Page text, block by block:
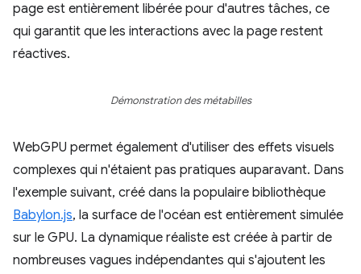
page est entièrement libérée pour d'autres tâches, ce
qui garantit que les interactions avec la page restent
réactives.
Démonstration des métabilles
WebGPU permet également d'utiliser des effets visuels
complexes qui n'étaient pas pratiques auparavant. Dans
l'exemple suivant, créé dans la populaire bibliothèque
Babylon.js, la surface de l'océan est entièrement simulée
sur le GPU. La dynamique réaliste est créée à partir de
nombreuses vagues indépendantes qui s'ajoutent les